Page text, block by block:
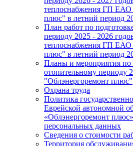
теплоснабжения ГП ЕАО
плюс" в летний период
План работ по
периоду 2025 - 2026
теплоснабжения ГП ЕАО
плюс" в летний период
Планы и мероприятия по
отопительному периоду
"Облэнергоремонт плюс"
Охрана труда
Политика
Еврейской автономной
«Облэнергоремонт
персональных данных
Сведения о стоимости
Территория